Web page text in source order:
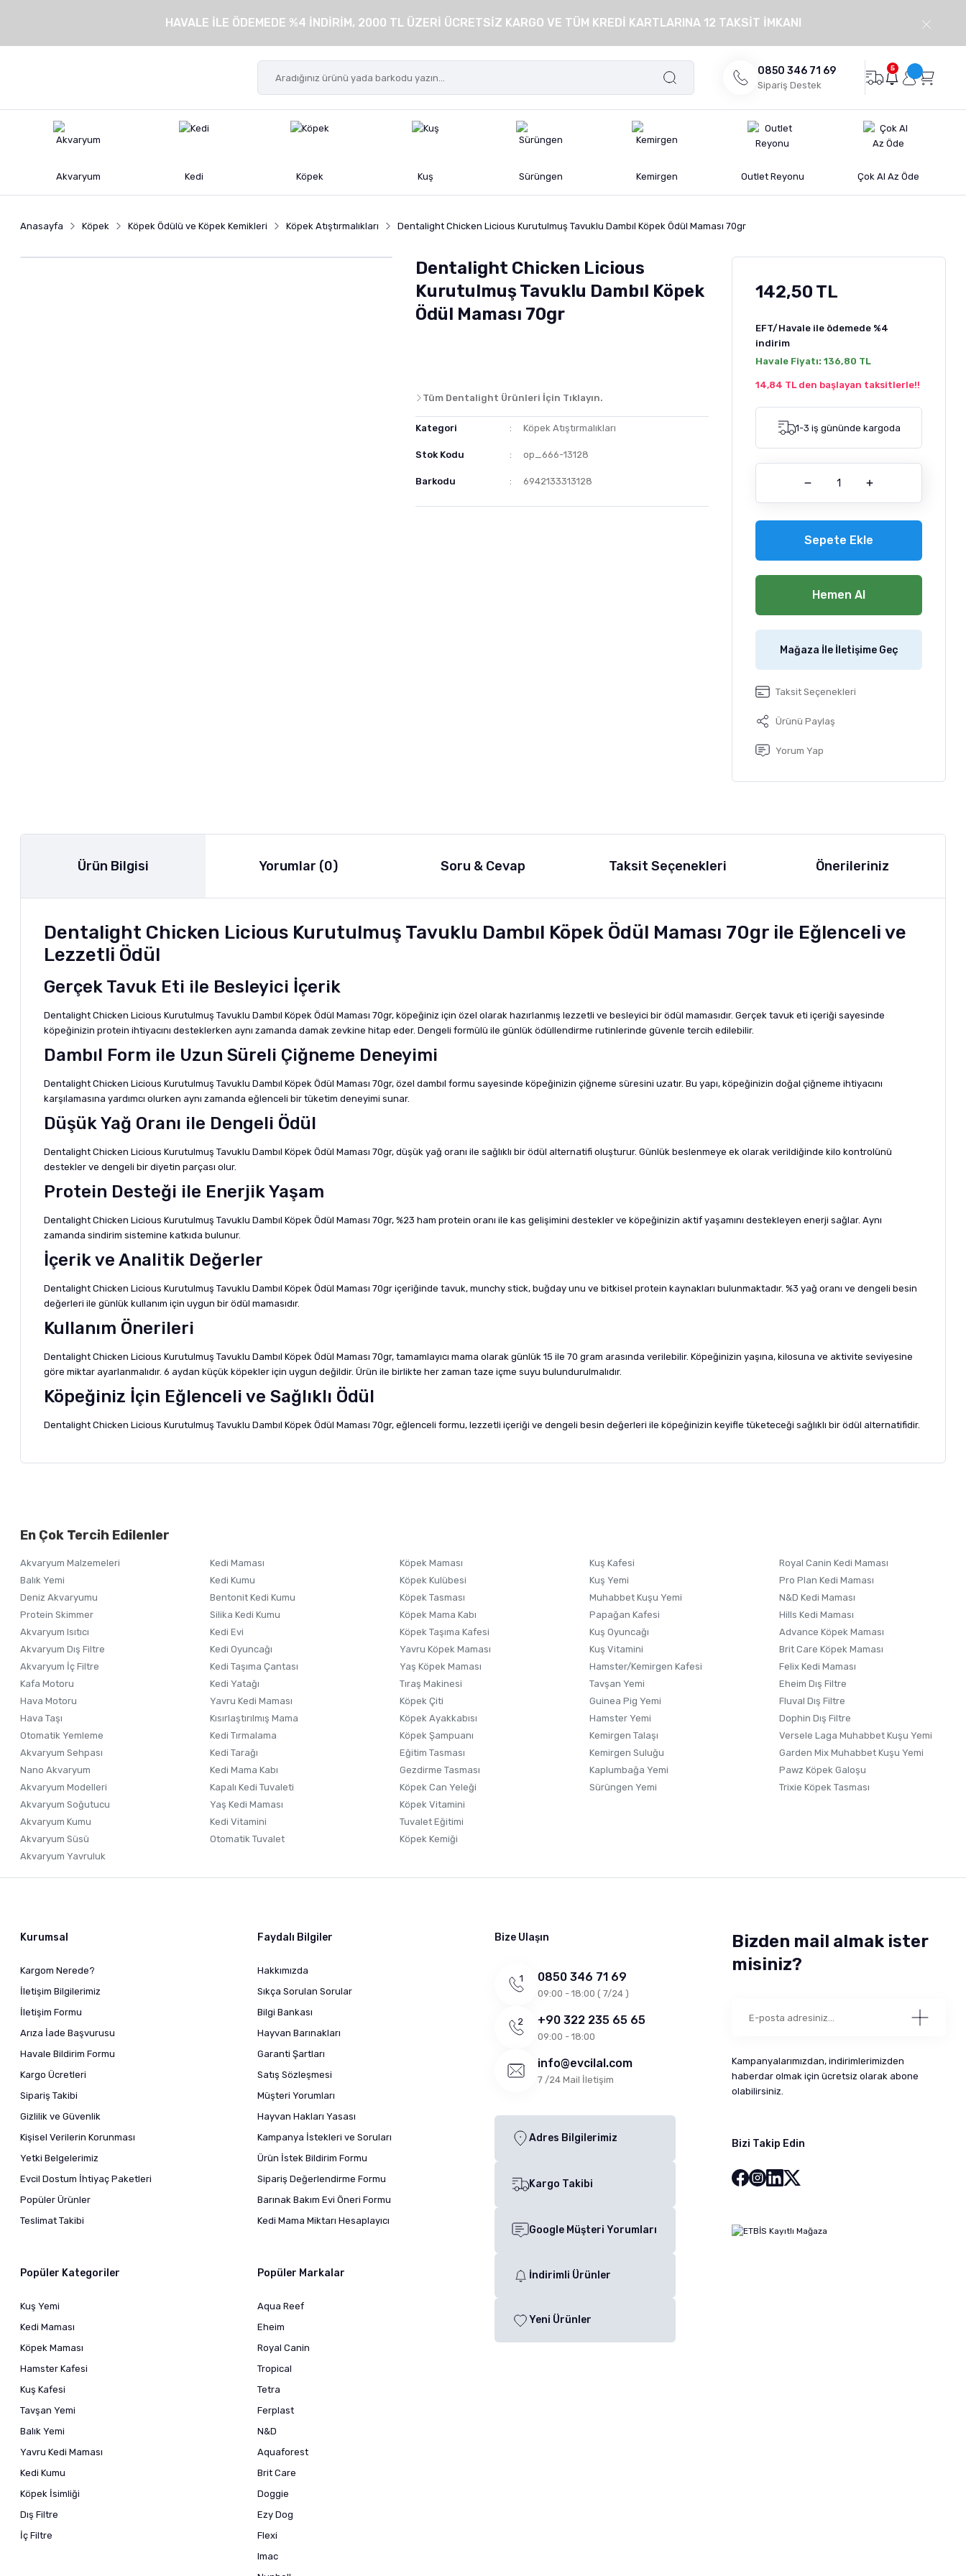
HAVALE İLE ÖDEMEDE %4 İNDİRİM, 2000 TL ÜZERİ ÜCRETSİZ KARGO VE TÜM KREDİ KARTLARINA 12 TAKSİT İMKANI
0850 346 71 69
Sipariş Destek
5
Akvaryum Kedi Köpek Kuş Sürüngen Kemirgen Outlet Reyonu Çok Al Az Öde
Anasayfa Köpek Köpek Ödülü ve Köpek Kemikleri Köpek Atıştırmalıkları Dentalight Chicken Licious Kurutulmuş Tavuklu Dambıl Köpek Ödül Maması 70gr
Dentalight Chicken Licious
Kurutulmuş Tavuklu Dambıl Köpek
Ödül Maması 70gr
Tüm Dentalight Ürünleri İçin Tıklayın.
Kategori Köpek Atıştırmalıkları
Stok Kodu op_666-13128
Barkodu 6942133313128
142,50 TL
EFT/Havale ile ödemede %4
indirim
Havale Fiyatı: 136,80 TL
14,84 TL den başlayan taksitlerle!!
1-3 iş gününde kargoda
Sepete Ekle
Hemen Al
Mağaza İle İletişime Geç
Taksit Seçenekleri
Ürünü Paylaş
Yorum Yap
Ürün Bilgisi Yorumlar (0) Soru & Cevap Taksit Seçenekleri Önerileriniz
Dentalight Chicken Licious Kurutulmuş Tavuklu Dambıl Köpek Ödül Maması 70gr ile Eğlenceli ve
Lezzetli Ödül
Gerçek Tavuk Eti ile Besleyici İçerik
Dentalight Chicken Licious Kurutulmuş Tavuklu Dambıl Köpek Ödül Maması 70gr, köpeğiniz için özel olarak hazırlanmış lezzetli ve besleyici bir ödül mamasıdır. Gerçek tavuk eti içeriği sayesinde
köpeğinizin protein ihtiyacını desteklerken aynı zamanda damak zevkine hitap eder. Dengeli formülü ile günlük ödüllendirme rutinlerinde güvenle tercih edilebilir.
Dambıl Form ile Uzun Süreli Çiğneme Deneyimi
Dentalight Chicken Licious Kurutulmuş Tavuklu Dambıl Köpek Ödül Maması 70gr, özel dambıl formu sayesinde köpeğinizin çiğneme süresini uzatır. Bu yapı, köpeğinizin doğal çiğneme ihtiyacını
karşılamasına yardımcı olurken aynı zamanda eğlenceli bir tüketim deneyimi sunar.
Düşük Yağ Oranı ile Dengeli Ödül
Dentalight Chicken Licious Kurutulmuş Tavuklu Dambıl Köpek Ödül Maması 70gr, düşük yağ oranı ile sağlıklı bir ödül alternatifi oluşturur. Günlük beslenmeye ek olarak verildiğinde kilo kontrolünü
destekler ve dengeli bir diyetin parçası olur.
Protein Desteği ile Enerjik Yaşam
Dentalight Chicken Licious Kurutulmuş Tavuklu Dambıl Köpek Ödül Maması 70gr, %23 ham protein oranı ile kas gelişimini destekler ve köpeğinizin aktif yaşamını destekleyen enerji sağlar. Aynı
zamanda sindirim sistemine katkıda bulunur.
İçerik ve Analitik Değerler
Dentalight Chicken Licious Kurutulmuş Tavuklu Dambıl Köpek Ödül Maması 70gr içeriğinde tavuk, munchy stick, buğday unu ve bitkisel protein kaynakları bulunmaktadır. %3 yağ oranı ve dengeli besin
değerleri ile günlük kullanım için uygun bir ödül mamasıdır.
Kullanım Önerileri
Dentalight Chicken Licious Kurutulmuş Tavuklu Dambıl Köpek Ödül Maması 70gr, tamamlayıcı mama olarak günlük 15 ile 70 gram arasında verilebilir. Köpeğinizin yaşına, kilosuna ve aktivite seviyesine
göre miktar ayarlanmalıdır. 6 aydan küçük köpekler için uygun değildir. Ürün ile birlikte her zaman taze içme suyu bulundurulmalıdır.
Köpeğiniz İçin Eğlenceli ve Sağlıklı Ödül
Dentalight Chicken Licious Kurutulmuş Tavuklu Dambıl Köpek Ödül Maması 70gr, eğlenceli formu, lezzetli içeriği ve dengeli besin değerleri ile köpeğinizin keyifle tüketeceği sağlıklı bir ödül alternatifidir.
Ürünü Satın Al ve Yorumla
Ürün açıklamasında eksik bilgiler bulunuyor.
Ürün fiyatı diğer sitelerden daha pahalı.
Bu ürüne benzer farklı alternatifler olmalı.
Gönder
En Çok Tercih Edilenler
Akvaryum Malzemeleri
Balık Yemi
Deniz Akvaryumu
Protein Skimmer
Akvaryum Isıtıcı
Akvaryum Dış Filtre
Akvaryum İç Filtre
Kafa Motoru
Hava Motoru
Hava Taşı
Otomatik Yemleme
Akvaryum Sehpası
Nano Akvaryum
Akvaryum Modelleri
Akvaryum Soğutucu
Akvaryum Kumu
Akvaryum Süsü
Akvaryum Yavruluk
Kedi Maması
Kedi Kumu
Bentonit Kedi Kumu
Silika Kedi Kumu
Kedi Evi
Kedi Oyuncağı
Kedi Taşıma Çantası
Kedi Yatağı
Yavru Kedi Maması
Kısırlaştırılmış Mama
Kedi Tırmalama
Kedi Tarağı
Kedi Mama Kabı
Kapalı Kedi Tuvaleti
Yaş Kedi Maması
Kedi Vitamini
Otomatik Tuvalet
Köpek Maması
Köpek Kulübesi
Köpek Tasması
Köpek Mama Kabı
Köpek Taşıma Kafesi
Yavru Köpek Maması
Yaş Köpek Maması
Tıraş Makinesi
Köpek Çiti
Köpek Ayakkabısı
Köpek Şampuanı
Eğitim Tasması
Gezdirme Tasması
Köpek Can Yeleği
Köpek Vitamini
Tuvalet Eğitimi
Köpek Kemiği
Kuş Kafesi
Kuş Yemi
Muhabbet Kuşu Yemi
Papağan Kafesi
Kuş Oyuncağı
Kuş Vitamini
Hamster/Kemirgen Kafesi
Tavşan Yemi
Guinea Pig Yemi
Hamster Yemi
Kemirgen Talaşı
Kemirgen Suluğu
Kaplumbağa Yemi
Sürüngen Yemi
Royal Canin Kedi Maması
Pro Plan Kedi Maması
N&D Kedi Maması
Hills Kedi Maması
Advance Köpek Maması
Brit Care Köpek Maması
Felix Kedi Maması
Eheim Dış Filtre
Fluval Dış Filtre
Dophin Dış Filtre
Versele Laga Muhabbet Kuşu Yemi
Garden Mix Muhabbet Kuşu Yemi
Pawz Köpek Galoşu
Trixie Köpek Tasması
Kurumsal
Kargom Nerede?
İletişim Bilgilerimiz
İletişim Formu
Arıza İade Başvurusu
Havale Bildirim Formu
Kargo Ücretleri
Sipariş Takibi
Gizlilik ve Güvenlik
Kişisel Verilerin Korunması
Yetki Belgelerimiz
Evcil Dostum İhtiyaç Paketleri
Popüler Ürünler
Teslimat Takibi
Faydalı Bilgiler
Hakkımızda
Sıkça Sorulan Sorular
Bilgi Bankası
Hayvan Barınakları
Garanti Şartları
Satış Sözleşmesi
Müşteri Yorumları
Hayvan Hakları Yasası
Kampanya İstekleri ve Soruları
Ürün İstek Bildirim Formu
Sipariş Değerlendirme Formu
Barınak Bakım Evi Öneri Formu
Kedi Mama Miktarı Hesaplayıcı
Popüler Kategoriler
Kuş Yemi
Kedi Maması
Köpek Maması
Hamster Kafesi
Kuş Kafesi
Tavşan Yemi
Balık Yemi
Yavru Kedi Maması
Kedi Kumu
Köpek İsimliği
Dış Filtre
İç Filtre
Popüler Markalar
Aqua Reef
Eheim
Royal Canin
Tropical
Tetra
Ferplast
N&D
Aquaforest
Brit Care
Doggie
Ezy Dog
Flexi
Imac
Bize Ulaşın
0850 346 71 69
09:00 - 18:00 ( 7/24 )
+90 322 235 65 65
09:00 - 18:00
info@evcilal.com
7 /24 Mail İletişim
Adres Bilgilerimiz
Kargo Takibi
Google Müşteri Yorumları
İndirimli Ürünler
Yeni Ürünler
Bizden mail almak ister
misiniz?
Kampanyalarımızdan, indirimlerimizden
haberdar olmak için ücretsiz olarak abone
olabilirsiniz.
Bizi Takip Edin